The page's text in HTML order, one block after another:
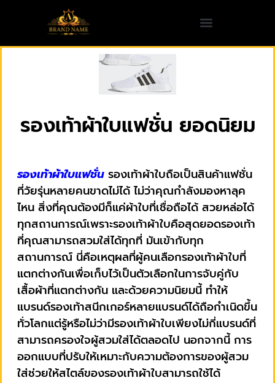
รองเท้าผ้าใบแฟชั่น ยอดนิยม
รองเท้าผ้าใบแฟชั่น รองเท้าผ้าใบถือเป็นสินค้าแฟชั่น
ที่วัยรุ่นหลายคนขาดไม่ได้ ไม่ว่าคุณกำลังมองหาลุค
ไหน สิ่งที่คุณต้องมีก็แค่ผ้าใบที่เชื่อถือได้ สวยหล่อได้
ทุกสถานการณ์เพราะรองเท้าผ้าใบคือสุดยอดรองเท้า
ที่คุณสามารถสวมใส่ได้ทุกที่ มันเข้ากับทุก
สถานการณ์ นี่คือเหตุผลที่ผู้คนเลือกรองเท้าผ้าใบที่
แตกต่างกันเพื่อเก็บไว้เป็นตัวเลือกในการจับคู่กับ
เสื้อผ้าที่แตกต่างกัน และด้วยความนิยมนี้ ทำให้
แบรนด์รองเท้าสนีกเกอร์หลายแบรนด์ได้ถือกำเนิดขึ้น
ทั่วโลกแต่รู้หรือไม่ว่ามีรองเท้าผ้าใบเพียงไม่กี่แบรนด์ที่
สามารถครองใจผู้สวมใส่ได้ตลอดไป นอกจากนี้ การ
ออกแบบที่ปรับให้เหมาะกับความต้องการของผู้สวม
ใส่ช่วยให้สไตล์ของรองเท้าผ้าใบสามารถใช้ได้